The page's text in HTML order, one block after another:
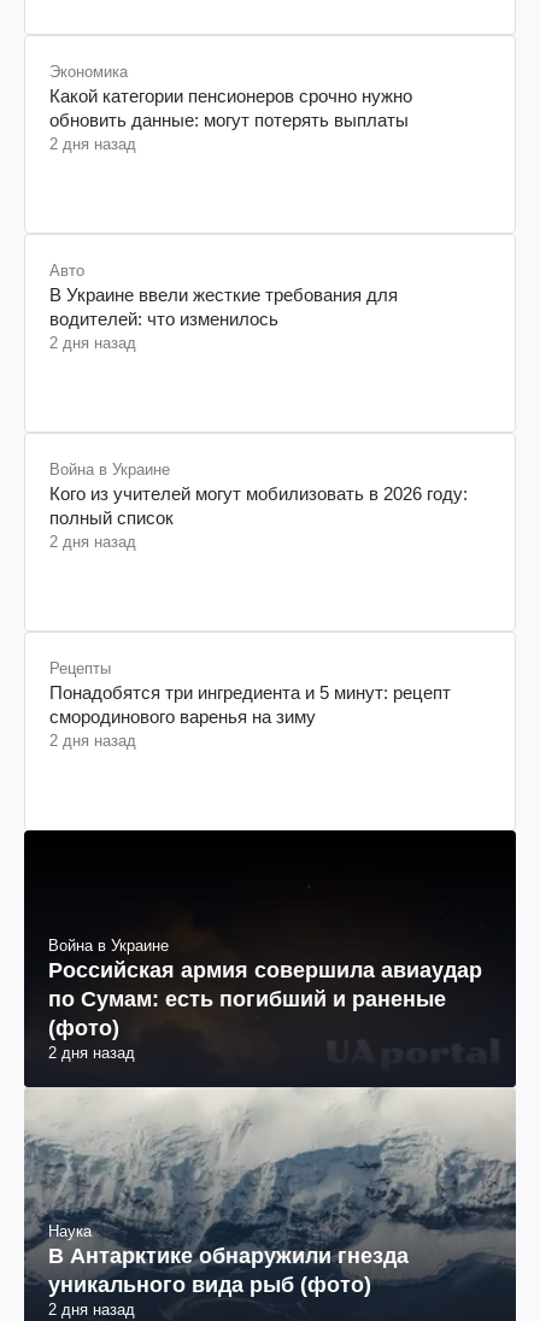
Экономика
Какой категории пенсионеров срочно нужно
обновить данные: могут потерять выплаты
2 дня назад
Авто
В Украине ввели жесткие требования для
водителей: что изменилось
2 дня назад
Война в Украине
Кого из учителей могут мобилизовать в 2026 году:
полный список
2 дня назад
Рецепты
Понадобятся три ингредиента и 5 минут: рецепт
смородинового варенья на зиму
2 дня назад
Война в Украине
Российская армия совершила авиаудар
по Сумам: есть погибший и раненые
(фото)
2 дня назад
Наука
В Антарктике обнаружили гнезда
уникального вида рыб (фото)
2 дня назад